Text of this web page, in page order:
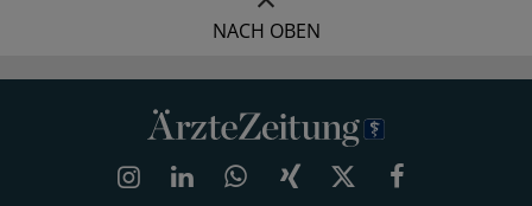
NACH OBEN